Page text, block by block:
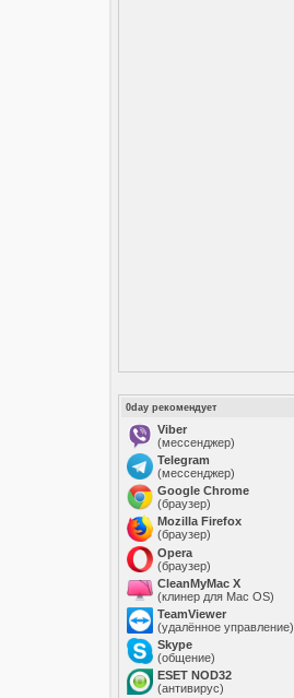
0day рекомендует
Viber
(мессенджер)
Telegram
(мессенджер)
Google Chrome
(браузер)
Mozilla Firefox
(браузер)
Opera
(браузер)
CleanMyMac X
(клинер для Mac OS)
TeamViewer
(удалённое управление)
Skype
(общение)
ESET NOD32
(антивирус)